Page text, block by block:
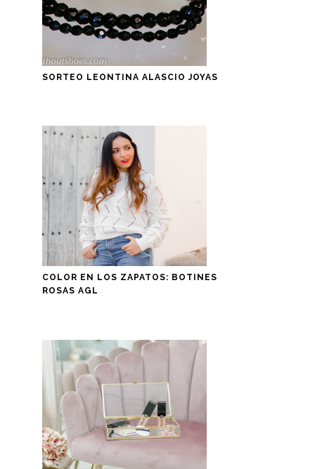
SORTEO LEONTINA ALASCIO JOYAS
COLOR EN LOS ZAPATOS: BOTINES
ROSAS AGL